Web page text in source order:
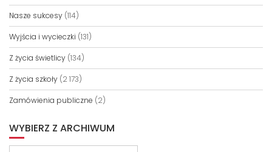
Nasze sukcesy (114)
Wyjścia i wycieczki (131)
Z życia świetlicy (134)
Z życia szkoły (2 173)
Zamówienia publiczne (2)
WYBIERZ Z ARCHIWUM